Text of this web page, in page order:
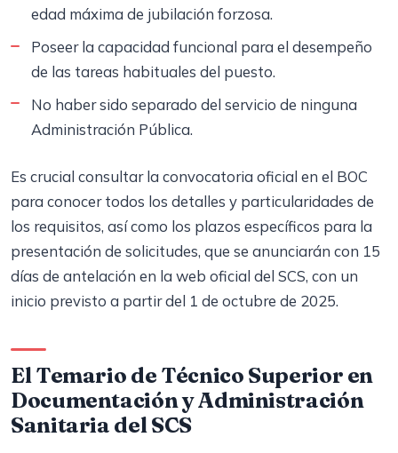
edad máxima de jubilación forzosa.
Poseer la capacidad funcional para el desempeño
de las tareas habituales del puesto.
No haber sido separado del servicio de ninguna
Administración Pública.
Es crucial consultar la convocatoria oficial en el BOC
para conocer todos los detalles y particularidades de
los requisitos, así como los plazos específicos para la
presentación de solicitudes, que se anunciarán con 15
días de antelación en la web oficial del SCS, con un
inicio previsto a partir del 1 de octubre de 2025.
El Temario de Técnico Superior en
Documentación y Administración
Sanitaria del SCS